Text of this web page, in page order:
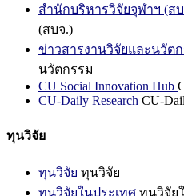
สำนักบริหารวิจัยจุฬาฯ (ส
(สบจ.)
ข่าวสารงานวิจัยและนวัต
นวัตกรรม
CU Social Innovation Hub
CU-Daily Research CU-
ทุนวิจัย
ทุนวิจัย ทุนวิจัย
ทุนวิจัยในประเทศ ทุนวิจัย